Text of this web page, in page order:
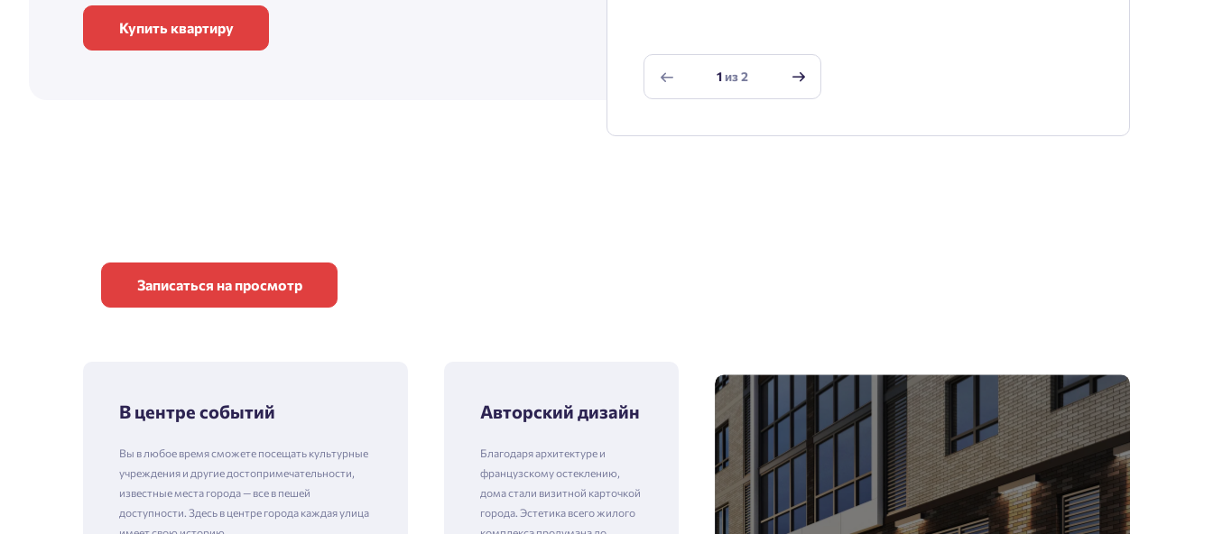
Купить квартиру
1из2
Записаться на просмотр
В центре событий
Вы в любое время сможете посещать культурные
учреждения и другие достопримечательности,
известные места города — все в пешей
доступности. Здесь в центре города каждая улица
Авторский дизайн
Благодаря архитектуре и
французскому остеклению,
дома стали визитной карточкой
города. Эстетика всего жилого